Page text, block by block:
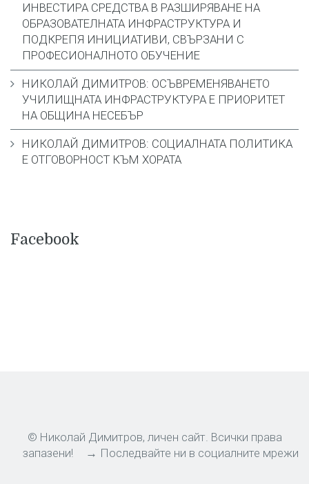
ИНВЕСТИРА СРЕДСТВА В РАЗШИРЯВАНЕ НА
ОБРАЗОВАТЕЛНАТА ИНФРАСТРУКТУРА И
ПОДКРЕПЯ ИНИЦИАТИВИ, СВЪРЗАНИ С
ПРОФЕСИОНАЛНОТО ОБУЧЕНИЕ
НИКОЛАЙ ДИМИТРОВ: ОСЪВРЕМЕНЯВАНЕТО
УЧИЛИЩНАТА ИНФРАСТРУКТУРА Е ПРИОРИТЕТ
НА ОБЩИНА НЕСЕБЪР
НИКОЛАЙ ДИМИТРОВ: СОЦИАЛНАТА ПОЛИТИКА
Е ОТГОВОРНОСТ КЪМ ХОРАТА
Facebook
© Николай Димитров, личен сайт. Всички права
запазени!
→ Последвайте ни в социалните мрежи